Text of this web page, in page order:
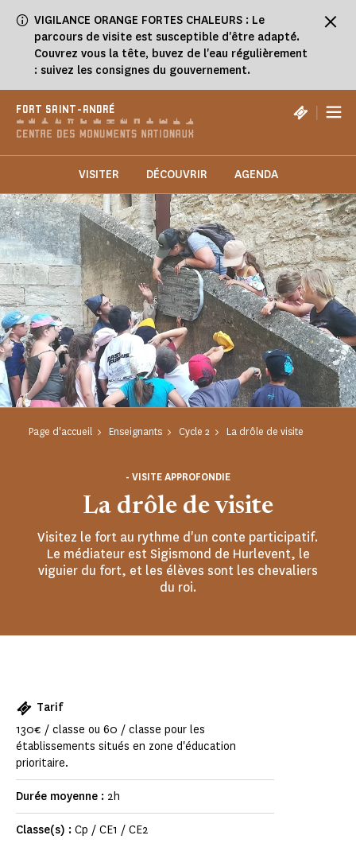
VIGILANCE ORANGE FORTES CHALEURS : Le
parcours de visite est susceptible d'être adapté.
Couvrez vous la tête, buvez de l'eau régulièrement
: suivez les consignes du gouvernement.
FORT SAINT-ANDRÉ |
VISITER DÉCOUVRIR AGENDA
Page d'accueil Enseignants Cycle 2 La drôle de visite
La drôle de visite
- VISITE APPROFONDIE
Visitez le fort au rythme d'un conte participatif.
Le médiateur est Sigismond de Hurlevent, le
viguier du fort, et les élèves sont les chevaliers
du roi.
Tarif
130€ / classe ou 60 / classe pour les
établissements situés en zone d'éducation
prioritaire.
Durée moyenne : 2h
Classe(s) : Cp / CE1 / CE2